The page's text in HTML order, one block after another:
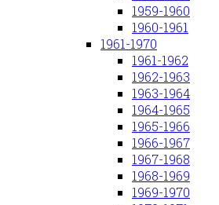
1959-1960
1960-1961
1961-1970
1961-1962
1962-1963
1963-1964
1964-1965
1965-1966
1966-1967
1967-1968
1968-1969
1969-1970